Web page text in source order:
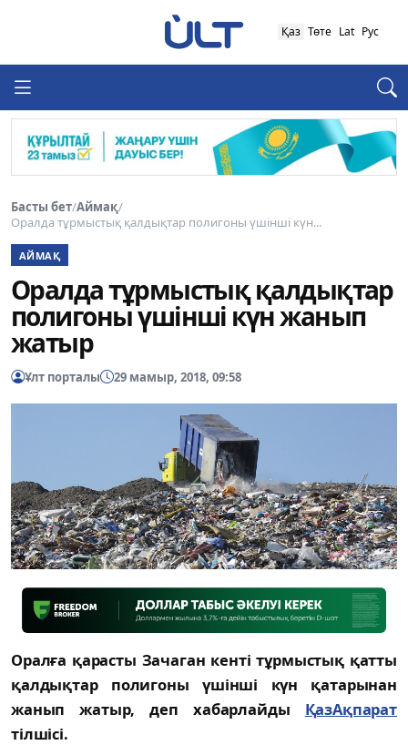
Қаз Төте Lat Рус
Басты бет/Аймақ/
Оралда тұрмыстық қалдықтар полигоны үшінші күн...
АЙМАҚ
Оралда тұрмыстық қалдықтар
полигоны үшінші күн жанып
жатыр
Ұлт порталы 29 мамыр, 2018, 09:58
Оралға қарасты Зачаган кенті тұрмыстық қатты
қалдықтар полигоны үшінші күн қатарынан
жанып жатыр, деп хабарлайды ҚазАқпарат
тілшісі.